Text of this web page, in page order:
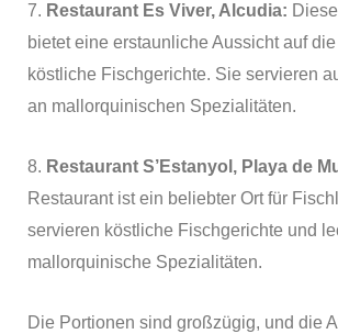
7. Restaurant Es Viver, Alcudia:
bietet eine erstaunliche Aussicht auf
köstliche Fischgerichte. Sie servieren
an mallorquinischen Spezialitäten.
8. Restaurant S’Estanyol, Playa de
Restaurant ist ein beliebter Ort für
servieren köstliche Fischgerichte und
mallorquinische Spezialitäten.
Die Portionen sind großzügig, und die